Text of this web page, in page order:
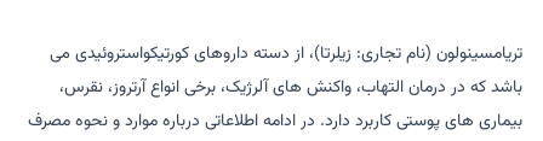
تریامسینولون (نام تجاری: زیلرتا)، از دسته داروهای کورتیکواستروئیدی می
باشد که در درمان التهاب، واکنش های آلرژیک، برخی انواع آرتروز، نقرس،
بیماری های پوستی کاربرد دارد. در ادامه اطلاعاتی درباره موارد و نحوه مصرف